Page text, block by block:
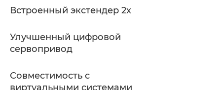
Встроенный экстендер 2x
Улучшенный цифровой
сервопривод
Совместимость с
виртуальными системами